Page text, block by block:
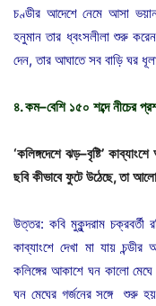
চণ্ডীর আদেশে নেমে আসা
হনুমান তার ধ্বংসলীলা শুরু
দেন, তার আঘাতে সব বাড়ি ঘর
৪.কম–বেশি ১৫০ শব্দে নীচের
‘কলিঙ্গদেশে ঝড়–বৃষ্টি’ কাব্যাংশে
ছবি কীভাবে ফুটে উঠেছে,তা
উত্তর: কবি মুকুন্দরাম চক্রবর্তী
কাব্যাংশে দেখা মা যায়
কলিঙ্গের আকাশে ঘন কালো
ঘন মেঘের গর্জনের সঙ্গে শুরু